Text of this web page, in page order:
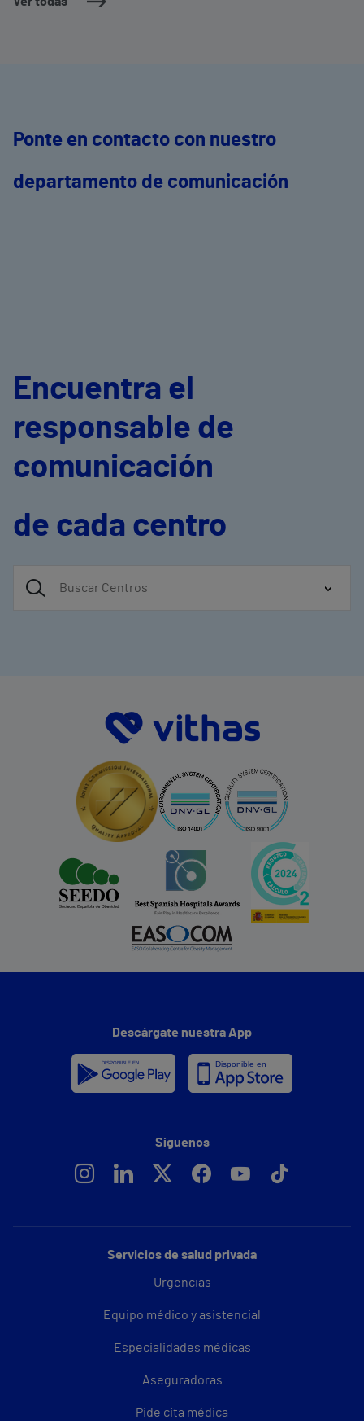
Ponte en contacto con nuestro
departamento de comunicación
Encuentra el
responsable de
comunicación
de cada centro
Servicios de salud privada
Urgencias
Equipo médico y asistencial
Especialidades médicas
Aseguradoras
Pide cita médica
Descárgate nuestra App
Síguenos